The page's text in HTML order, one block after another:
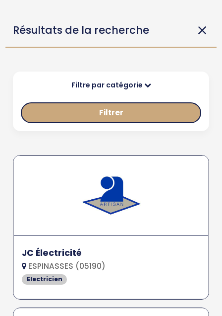
Résultats de la recherche
Filtre par catégorie
Filtrer
JC Électricité
ESPINASSES (05190)
Electricien